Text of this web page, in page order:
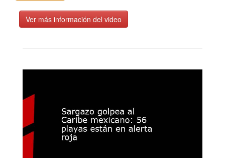
Ver más información del video